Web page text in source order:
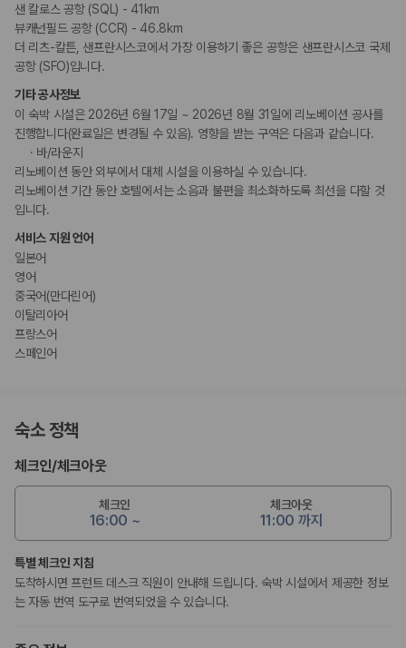
샌 칼로스 공항 (SQL) - 41km
뷰캐넌필드 공항 (CCR) - 46.8km
더 리츠-칼튼, 샌프란시스코에서 가장 이용하기 좋은 공항은 샌프란시스코 국제
공항 (SFO)입니다.
기타 공사정보
이 숙박 시설은 2026년 6월 17일 ~ 2026년 8월 31일에 리노베이션 공사를
진행합니다(완료일은 변경될 수 있음). 영향을 받는 구역은 다음과 같습니다.
바/라운지
리노베이션 동안 외부에서 대체 시설을 이용하실 수 있습니다.
리노베이션 기간 동안 호텔에서는 소음과 불편을 최소화하도록 최선을 다할 것
입니다.
서비스 지원 언어
일본어
영어
중국어(만다린어)
이탈리아어
프랑스어
스페인어
숙소 정책
체크인/체크아웃
체크인
16:00 ~
체크아웃
11:00 까지
특별 체크인 지침
도착하시면 프런트 데스크 직원이 안내해 드립니다. 숙박 시설에서 제공한 정보
는 자동 번역 도구로 번역되었을 수 있습니다.